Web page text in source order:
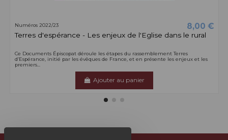
Numéros 2022/23 8,00 €
Terres d'espérance - Les enjeux de l'Eglise dans le rural
Ce Documents Épiscopat déroule les étapes du rassemblement Terres
d’Espérance, initié par les évêques de France, et en présente les enjeux et les
premiers...
Ajouter au panier